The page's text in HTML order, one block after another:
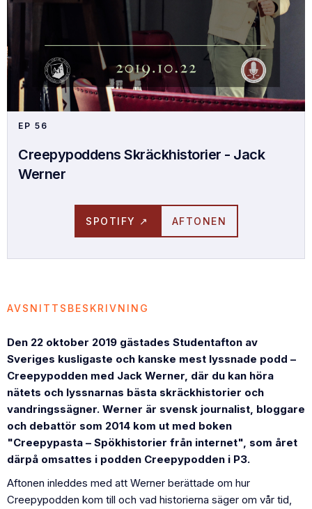
EP 56
Creepypoddens Skräckhistorier - Jack
Werner
SPOTIFY ↗ AFTONEN
AVSNITTSBESKRIVNING
Den 22 oktober 2019 gästades Studentafton av
Sveriges kusligaste och kanske mest lyssnade podd –
Creepypodden med Jack Werner, där du kan höra
nätets och lyssnarnas bästa skräckhistorier och
vandringssägner. Werner är svensk journalist, bloggare
och debattör som 2014 kom ut med boken
"Creepypasta – Spökhistorier från internet", som året
därpå omsattes i podden Creepypodden i P3.
Aftonen inleddes med att Werner berättade om hur
Creepypodden kom till och vad historierna säger om vår tid,